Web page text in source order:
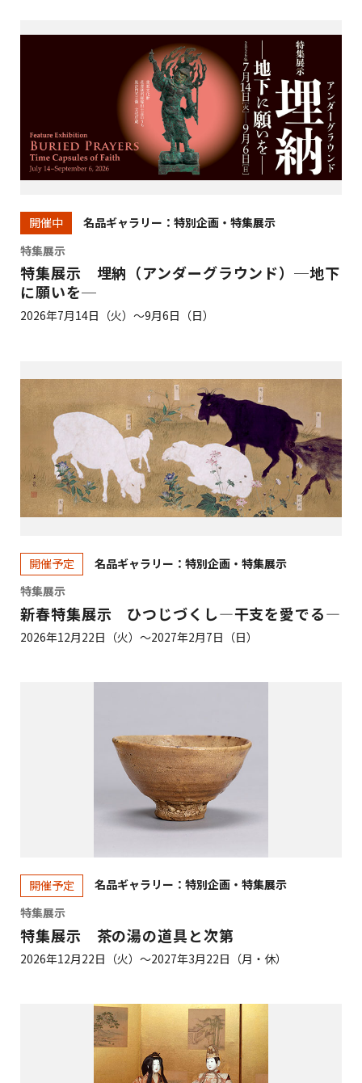
開催中
名品ギャラリー：特別企画・特集展示
特集展示
特集展示 埋納（アンダーグラウンド）─地下
に願いを─
2026年7月14日（火）～9月6日（日）
開催予定
名品ギャラリー：特別企画・特集展示
特集展示
新春特集展示 ひつじづくし―干支を愛でる―
2026年12月22日（火）～2027年2月7日（日）
開催予定
名品ギャラリー：特別企画・特集展示
特集展示
特集展示 茶の湯の道具と次第
2026年12月22日（火）～2027年3月22日（月・休）